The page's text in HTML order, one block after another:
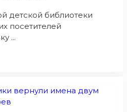
детской библиотеки
посетителей
...